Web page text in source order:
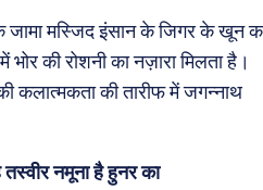
जामा मस्जिद इंसान के जिगर के खून
की रोशनी का नज़ारा मिलता है।
कलात्मकता की तारीफ में जगन्नाथ
नमूना है हुनर का